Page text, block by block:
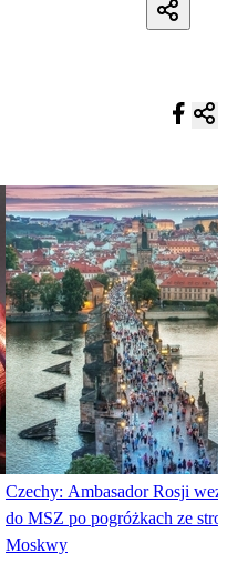
Czechy: Ambasador Rosji
do MSZ po pogróżkach ze
Moskwy